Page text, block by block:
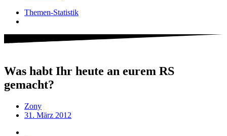
Themen-Statistik
Was habt Ihr heute an eurem RS
gemacht?
Zony
31. März 2012